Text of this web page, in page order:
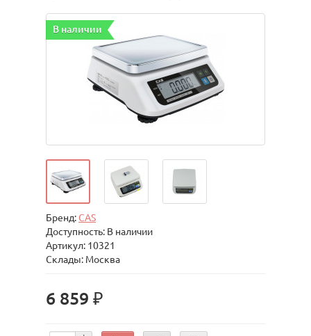
В наличии
Бренд: CAS
Доступность: В наличии
Артикул: 10321
Склады: Москва
6 859 ₽